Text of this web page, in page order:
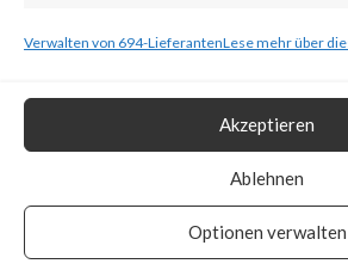
Verwalten von 694-LieferantenLese mehr über
Akzeptieren
Ablehnen
Optionen verwalten
actively being
wild. FortiGuard Labs
recommends users to
patches as soon as
made available and